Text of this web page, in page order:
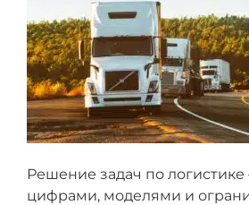
помощью специализированных
(редактор формул, программы
Решение задач по логистике
цифрами, моделями и